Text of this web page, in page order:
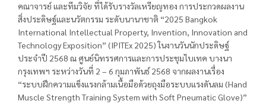
คณาจารย์ และทีมวิจัย ที่ได้รับรางวัลเหรียญทอง การประกวดผลงาน
สิ่งประดิษฐ์และนวัตกรรม ระดับนานาชาติ “2025 Bangkok
International Intellectual Property, Invention, Innovation and
Technology Exposition” (IPITEx 2025) ในงานวันนักประดิษฐ์
ประจำปี 2568 ณ ศูนย์นิทรรศการและการประชุมไบเทค บางนา
กรุงเทพฯ ระหว่างวันที่ 2 – 6 กุมภาพันธ์ 2568 จากผลงานเรื่อง
“ระบบฝึกความแข็งแรงกล้ามเนื้อมือด้วยถุงมือระบบแรงดันลม (Hand
Muscle Strength Training System with Soft Pneumatic Glove)”